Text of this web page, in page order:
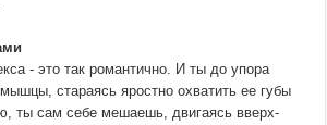
- это так романтично. И ты до упора
стараясь яростно охватить ее губы
ты сам себе мешаешь, двигаясь вверх-